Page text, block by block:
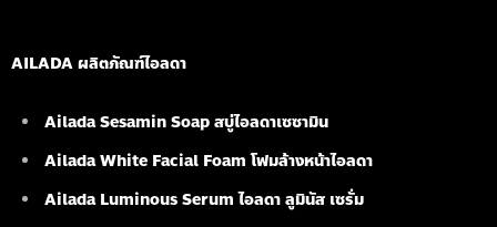
AILADA ผลิตภัณฑ์ไอลดา
Ailada Sesamin Soapสบู่ไอลดาเซซามิน
Ailada White Facial Foamโฟมล้างหน้าไอลดา
Ailada Luminous Serumไอลดา ลูมินัส เซรั่ม